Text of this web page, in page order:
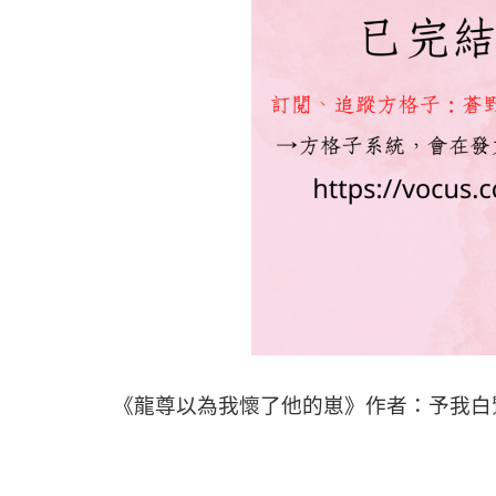
《龍尊以為我懷了他的崽》作者：予我